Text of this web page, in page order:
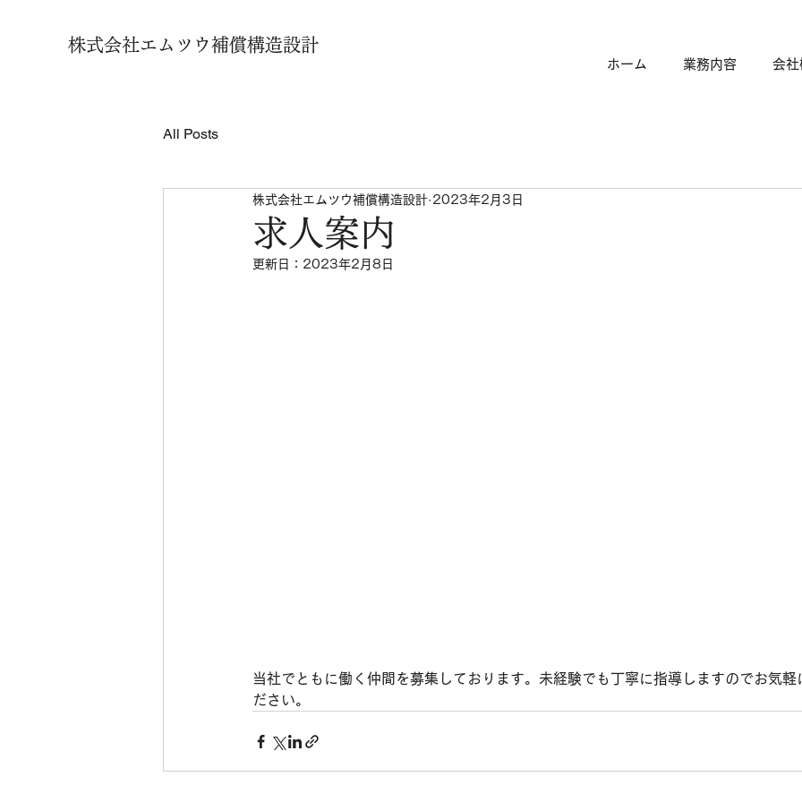
株式会社エムツウ補償構造設計
ホーム 業務内容 会社
All Posts
求人案内
株式会社エムツウ補償構造設計 2023年2月3日
更新日： 2023年2月8日
当社でともに働く仲間を募集しております。未経験でも丁寧に指導しますのでお気軽
ださい。